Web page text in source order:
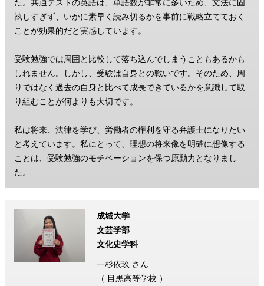
た。共通テストの英語は、単語数が非常に多いため、文法に固
執しすぎず、いかに素早く読み切るかを事前に戦略立てておく
ことが効果的だと実感しています。
受験勉強では周囲と比較して落ち込んでしまうこともあるかも
しれません。しかし、受験は自身との戦いです。そのため、周
りではなく過去の自身と比べて成長できているかを意識して取
り組むことが何よりも大切です。
私は将来、法律を学び、労働者の権利を守る弁護士になりたい
と考えています。私にとって、理想の将来像を明確に想像する
ことは、受験勉強のモチベーションを保つ原動力となりまし
た。
成城大学
文芸学部
文化史学科
一杉依玖 さん
（ 目黒高等学校 ）